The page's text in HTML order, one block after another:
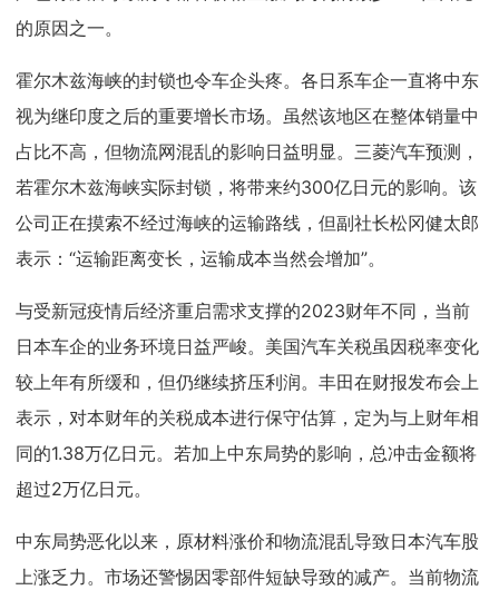
的原因之一。
霍尔木兹海峡的封锁也令车企头疼。各日系车企一直将中东
视为继印度之后的重要增长市场。虽然该地区在整体销量中
占比不高，但物流网混乱的影响日益明显。三菱汽车预测，
若霍尔木兹海峡实际封锁，将带来约300亿日元的影响。该
公司正在摸索不经过海峡的运输路线，但副社长松冈健太郎
表示：“运输距离变长，运输成本当然会增加”。
与受新冠疫情后经济重启需求支撑的2023财年不同，当前
日本车企的业务环境日益严峻。美国汽车关税虽因税率变化
较上年有所缓和，但仍继续挤压利润。丰田在财报发布会上
表示，对本财年的关税成本进行保守估算，定为与上财年相
同的1.38万亿日元。若加上中东局势的影响，总冲击金额将
超过2万亿日元。
中东局势恶化以来，原材料涨价和物流混乱导致日本汽车股
上涨乏力。市场还警惕因零部件短缺导致的减产。当前物流